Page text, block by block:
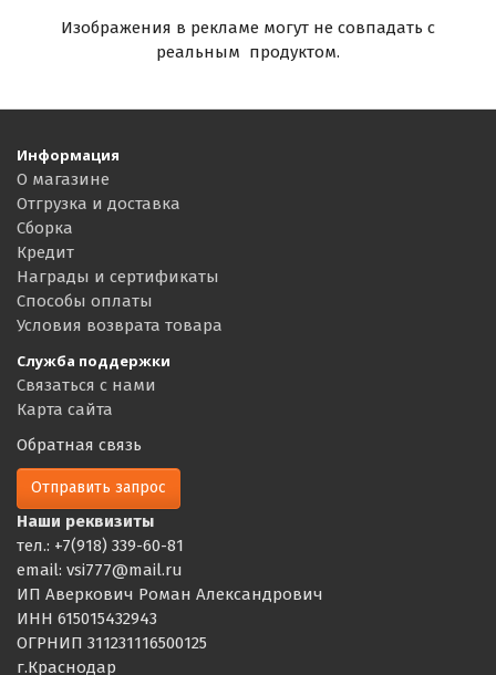
Изображения в рекламе могут не совпадать с
реальным продуктом.
Информация
О магазине
Отгрузка и доставка
Сборка
Кредит
Награды и сертификаты
Способы оплаты
Условия возврата товара
Служба поддержки
Связаться с нами
Карта сайта
Обратная связь
Отправить запрос
Наши реквизиты
тел.: +7(918) 339-60-81
email: vsi777@mail.ru
ИП Аверкович Роман Александрович
ИНН 615015432943
ОГРНИП 311231116500125
г.Краснодар